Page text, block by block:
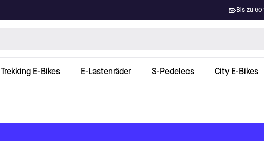
Bis zu 60
Trekking E-Bikes E-Lastenräder S-Pedelecs City E-Bikes